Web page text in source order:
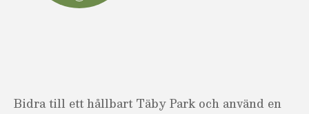
Bidra till ett hållbart Täby Park och använd en